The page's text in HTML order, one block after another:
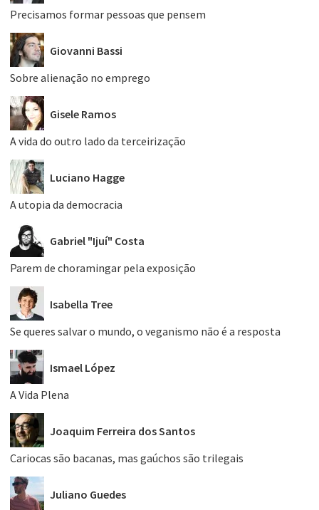
Precisamos formar pessoas que pensem
Giovanni Bassi
Sobre alienação no emprego
Gisele Ramos
A vida do outro lado da terceirização
Luciano Hagge
A utopia da democracia
Gabriel "Ijuí" Costa
Parem de choramingar pela exposição
Isabella Tree
Se queres salvar o mundo, o veganismo não é a resposta
Ismael López
A Vida Plena
Joaquim Ferreira dos Santos
Cariocas são bacanas, mas gaúchos são trilegais
Juliano Guedes